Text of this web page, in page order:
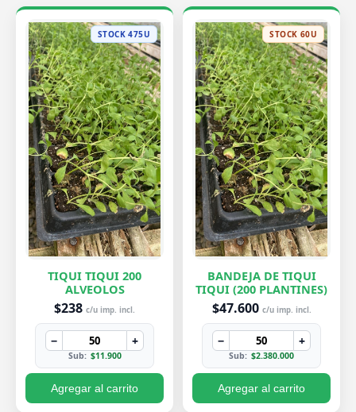
STOCK 475U
TIQUI TIQUI 200
ALVEOLOS
$238 c/u imp. incl.
− +
Sub: $11.900
Agregar al carrito
STOCK 60U
BANDEJA DE TIQUI
TIQUI (200 PLANTINES)
$47.600 c/u imp. incl.
− +
Sub: $2.380.000
Agregar al carrito